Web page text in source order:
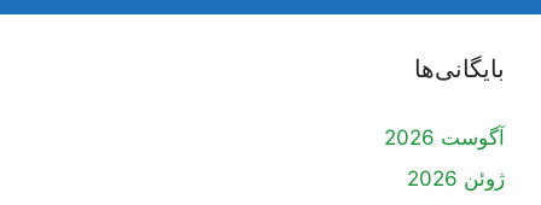
بایگانی‌ها
آگوست 2026
ژوئن 2026